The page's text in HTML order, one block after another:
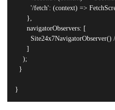
'/fetch': (context) =>
      },
      navigatorObservers: [
Site24x7NavigatorObserver()
      ]
    );
  }
}